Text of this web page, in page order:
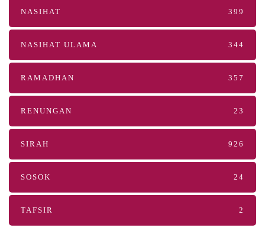
NASIHAT 399
NASIHAT ULAMA 344
RAMADHAN 357
RENUNGAN 23
SIRAH 926
SOSOK 24
TAFSIR 2